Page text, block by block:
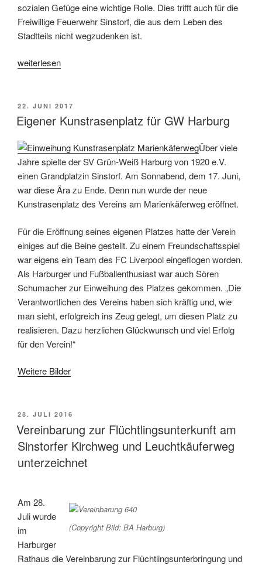
sozialen Gefüge eine wichtige Rolle. Dies trifft auch für die
Freiwillige Feuerwehr Sinstorf, die aus dem Leben des
Stadtteils nicht wegzudenken ist.
„Spätsommerfest
Feuerwehr
Sinstorf“
weiterlesen
VERÖFFENTLICHT
AM
22. JUNI 2017
Eigener Kunstrasenplatz für GW Harburg
Über viele
Jahre spielte der SV Grün-Weiß Harburg von 1920 e.V.
einen Grandplatzin Sinstorf. Am Sonnabend, dem 17. Juni,
war diese Ära zu Ende. Denn nun wurde der neue
Kunstrasenplatz des Vereins am Marienkäferweg eröffnet.
Für die Eröffnung seines eigenen Platzes hatte der Verein
einiges auf die Beine gestellt. Zu einem Freundschaftsspiel
war eigens ein Team des FC Liverpool eingeflogen worden.
Als Harburger und Fußballenthusiast war auch Sören
Schumacher zur Einweihung des Platzes gekommen. „Die
Verantwortlichen des Vereins haben sich kräftig und, wie
man sieht, erfolgreich ins Zeug gelegt, um diesen Platz zu
realisieren. Dazu herzlichen Glückwunsch und viel Erfolg
für den Verein!“
Weitere Bilder
VERÖFFENTLICHT
AM
28. JULI 2016
Vereinbarung zur Flüchtlingsunterkunft am
Sinstorfer Kirchweg und Leuchtkäuferweg
unterzeichnet
(Copyright Bild: BA Harburg)
Am 28.
Juli wurde
im
Harburger
Rathaus die Vereinbarung zur Flüchtlingsunterbringung und